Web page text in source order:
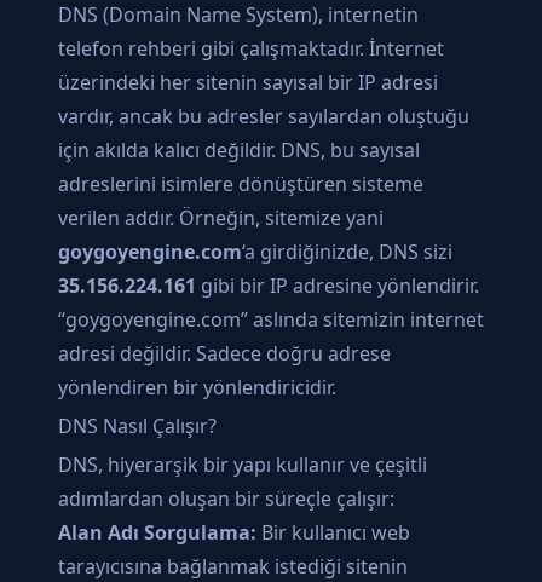
DNS (Domain Name System), internetin
telefon rehberi gibi çalışmaktadır. İnternet
üzerindeki her sitenin sayısal bir IP adresi
vardır, ancak bu adresler sayılardan oluştuğu
için akılda kalıcı değildir. DNS, bu sayısal
adreslerini isimlere dönüştüren sisteme
verilen addır. Örneğin, sitemize yani
goygoyengine.com‘a girdiğinizde, DNS sizi
35.156.224.161 gibi bir IP adresine yönlendirir.
“goygoyengine.com” aslında sitemizin internet
adresi değildir. Sadece doğru adrese
yönlendiren bir yönlendiricidir.
DNS Nasıl Çalışır?
DNS, hiyerarşik bir yapı kullanır ve çeşitli
adımlardan oluşan bir süreçle çalışır:
Alan Adı Sorgulama: Bir kullanıcı web
tarayıcısına bağlanmak istediği sitenin